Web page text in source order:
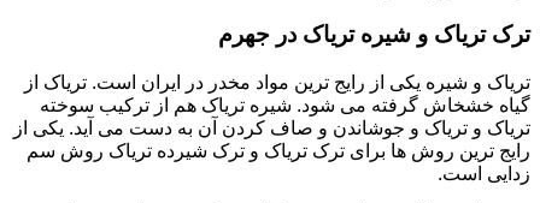
ترک تریاک و شیره تریاک در جهرم
تریاک و شیره یکی از رایج ترین مواد مخدر در ایران است. تریاک از
گیاه خشخاش گرفته می شود. شیره تریاک هم از ترکیب سوخته
تریاک و تریاک و جوشاندن و صاف کردن آن به دست می آید. یکی از
رایج ترین روش ها برای ترک تریاک و ترک شیرده تریاک روش سم
زدایی است.